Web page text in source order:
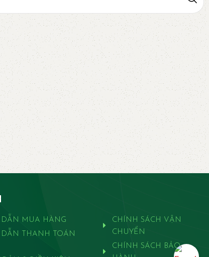
DẪN MUA HÀNG
DẪN THANH TOÁN
CHÍNH SÁCH VẬN
CHUYỂN
CHÍNH SÁCH BẢO